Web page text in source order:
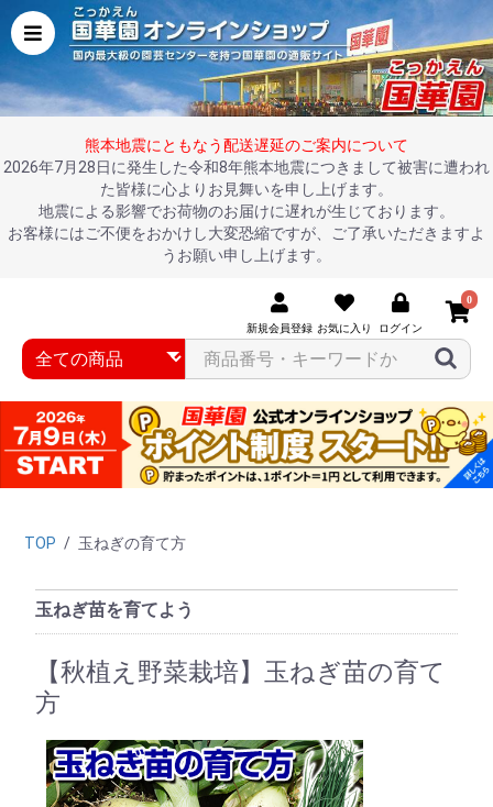
熊本地震にともなう配送遅延のご案内について
2026年7月28日に発生した令和8年熊本地震につきまして被害に遭われ
た皆様に心よりお見舞いを申し上げます。
地震による影響でお荷物のお届けに遅れが生じております。
お客様にはご不便をおかけし大変恐縮ですが、ご了承いただきますよ
うお願い申し上げます。
新規会員登録 お気に入り ログイン
0
TOP / 玉ねぎの育て方
玉ねぎ苗を育てよう
【秋植え野菜栽培】玉ねぎ苗の育て
方